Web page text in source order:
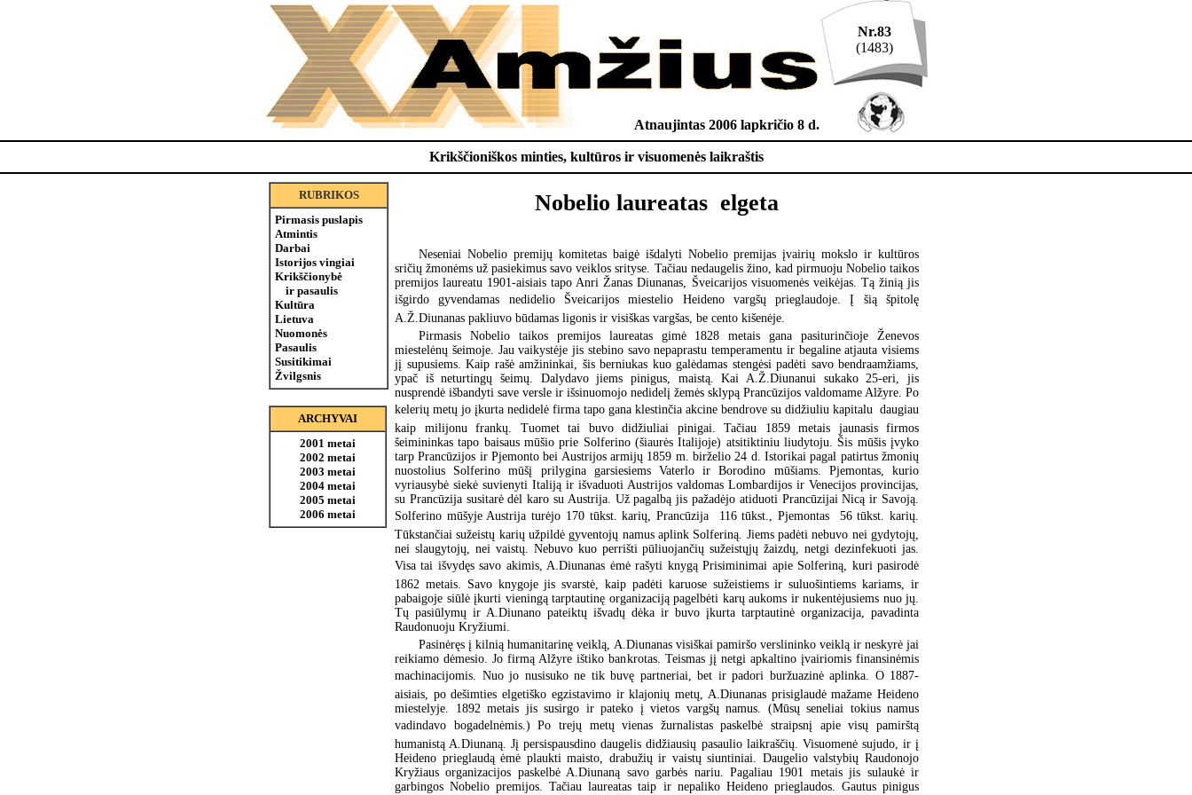
Atnaujintas 2006 lapkričio 8 d.
Nr.83
(1483)
Krikščioniškos minties, kultūros ir visuomenės laikraštis
RUBRIKOS
Pirmasis puslapis
Atmintis
Darbai
Istorijos vingiai
Krikščionybė
ir pasaulis
Kultūra
Lietuva
Nuomonės
Pasaulis
Susitikimai
Žvilgsnis
ARCHYVAI
2001 metai
2002 metai
2003 metai
2004 metai
2005 metai
2006 metai
Nobelio laureatas  elgeta
Neseniai Nobelio premijų komitetas baigė išdalyti Nobelio premijas įvairių mokslo ir kultūros
sričių žmonėms už pasiekimus savo veiklos srityse. Tačiau nedaugelis žino, kad pirmuoju Nobelio taikos
premijos laureatu 1901-aisiais tapo Anri Žanas Diunanas, Šveicarijos visuomenės veikėjas. Tą žinią jis
išgirdo gyvendamas nedidelio Šveicarijos miestelio Heideno vargšų prieglaudoje. Į šią špitolę
A.Ž.Diunanas pakliuvo būdamas ligonis ir visiškas vargšas, be cento kišenėje.
Pirmasis Nobelio taikos premijos laureatas gimė 1828 metais gana pasiturinčioje Ženevos
miestelėnų šeimoje. Jau vaikystėje jis stebino savo nepaprastu temperamentu ir begaline atjauta visiems
jį supusiems. Kaip rašė amžininkai, šis berniukas kuo galėdamas stengėsi padėti savo bendraamžiams,
ypač iš neturtingų šeimų. Dalydavo jiems pinigus, maistą. Kai A.Ž.Diunanui sukako 25-eri, jis
nusprendė išbandyti save versle ir išsinuomojo nedidelį žemės sklypą Prancūzijos valdomame Alžyre. Po
kelerių metų jo įkurta nedidelė firma tapo gana klestinčia akcine bendrove su didžiuliu kapitalu  daugiau
kaip milijonu frankų. Tuomet tai buvo didžiuliai pinigai. Tačiau 1859 metais jaunasis firmos
šeimininkas tapo baisaus mūšio prie Solferino (šiaurės Italijoje) atsitiktiniu liudytoju. Šis mūšis įvyko
tarp Prancūzijos ir Pjemonto bei Austrijos armijų 1859 m. birželio 24 d. Istorikai pagal patirtus žmonių
nuostolius Solferino mūšį prilygina garsiesiems Vaterlo ir Borodino mūšiams. Pjemontas, kurio
vyriausybė siekė suvienyti Italiją ir išvaduoti Austrijos valdomas Lombardijos ir Venecijos provincijas,
su Prancūzija susitarė dėl karo su Austrija. Už pagalbą jis pažadėjo atiduoti Prancūzijai Nicą ir Savoją.
Solferino mūšyje Austrija turėjo 170 tūkst. karių, Prancūzija  116 tūkst., Pjemontas  56 tūkst. karių.
Tūkstančiai sužeistų karių užpildė gyventojų namus aplink Solferiną. Jiems padėti nebuvo nei gydytojų,
nei slaugytojų, nei vaistų. Nebuvo kuo perrišti pūliuojančių sužeistųjų žaizdų, netgi dezinfekuoti jas.
Visa tai išvydęs savo akimis, A.Diunanas ėmė rašyti knygą Prisiminimai apie Solferiną, kuri pasirodė
1862 metais. Savo knygoje jis svarstė, kaip padėti karuose sužeistiems ir suluošintiems kariams, ir
pabaigoje siūlė įkurti vieningą tarptautinę organizaciją pagelbėti karų aukoms ir nukentėjusiems nuo jų.
Tų pasiūlymų ir A.Diunano pateiktų išvadų dėka ir buvo įkurta tarptautinė organizacija, pavadinta
Raudonuoju Kryžiumi.
Pasinėręs į kilnią humanitarinę veiklą, A.Diunanas visiškai pamiršo verslininko veiklą ir neskyrė jai
reikiamo dėmesio. Jo firmą Alžyre ištiko bankrotas. Teismas jį netgi apkaltino įvairiomis finansinėmis
machinacijomis. Nuo jo nusisuko ne tik buvę partneriai, bet ir padori buržuazinė aplinka. O 1887-
aisiais, po dešimties elgetiško egzistavimo ir klajonių metų, A.Diunanas prisiglaudė mažame Heideno
miestelyje. 1892 metais jis susirgo ir pateko į vietos vargšų namus. (Mūsų seneliai tokius namus
vadindavo bogadelnėmis.) Po trejų metų vienas žurnalistas paskelbė straipsnį apie visų pamirštą
humanistą A.Diunaną. Jį persispausdino daugelis didžiausių pasaulio laikraščių. Visuomenė sujudo, ir į
Heideno prieglaudą ėmė plaukti maisto, drabužių ir vaistų siuntiniai. Daugelio valstybių Raudonojo
Kryžiaus organizacijos paskelbė A.Diunaną savo garbės nariu. Pagaliau 1901 metais jis sulaukė ir
garbingos Nobelio premijos. Tačiau laureatas taip ir nepaliko Heideno prieglaudos. Gautus pinigus